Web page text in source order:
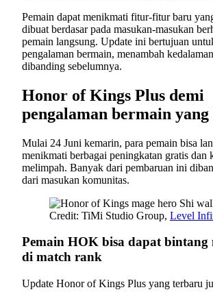
Pemain dapat menikmati fitur-fitur baru
dibuat berdasar pada masukan-masukan
pemain langsung. Update ini bertujuan
pengalaman bermain, menambah
dibanding sebelumnya.
Honor of Kings Plus demi
pengalaman bermain
Mulai 24 Juni kemarin, para pemain bisa
menikmati berbagai peningkatan gratis dan
melimpah. Banyak dari pembaruan ini
dari masukan komunitas.
Credit: TiMi Studio Group, Level
Pemain HOK bisa dapat bintang
di match rank
Update Honor of Kings Plus yang terbaru